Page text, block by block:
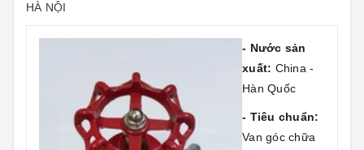
HÀ NỘI
- Nước sản
xuất: China -
Hàn Quốc
- Tiêu chuẩn:
Van góc chữa